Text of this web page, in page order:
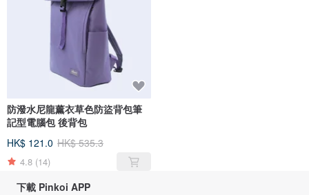
防潑水尼龍薰衣草色防盜背包筆
記型電腦包 後背包
HK$ 121.0 HK$ 535.3
4.8 (14)
下載 Pinkoi APP